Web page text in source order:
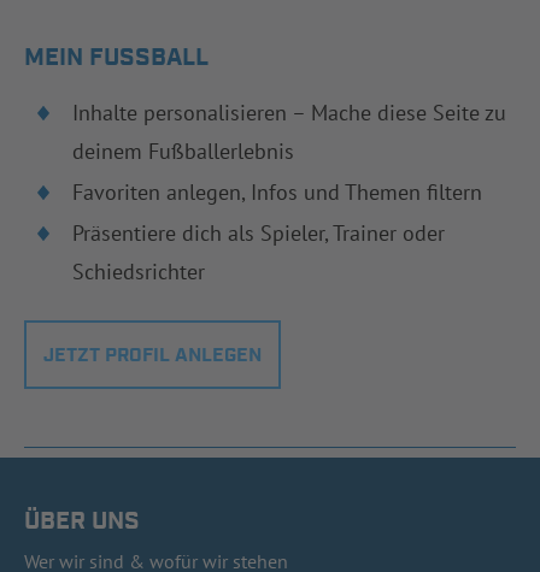
MEIN FUSSBALL
Inhalte personalisieren – Mache diese Seite zu
deinem Fußballerlebnis
Favoriten anlegen, Infos und Themen filtern
Präsentiere dich als Spieler, Trainer oder
Schiedsrichter
JETZT PROFIL ANLEGEN
ÜBER UNS
Wer wir sind & wofür wir stehen